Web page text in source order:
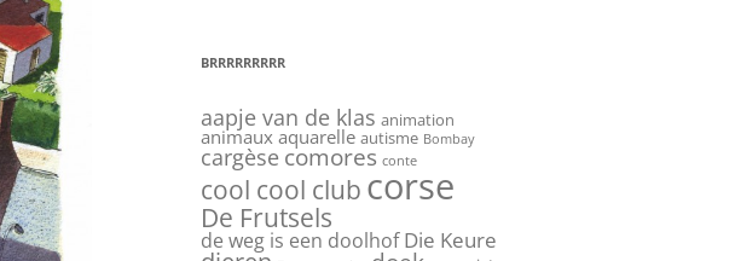
BRRRRRRRRR
aapje van de klas animation
animaux aquarelle autisme Bombay
cargèse comores conte
cool cool club corse
De Frutsels
de weg is een doolhof Die Keure